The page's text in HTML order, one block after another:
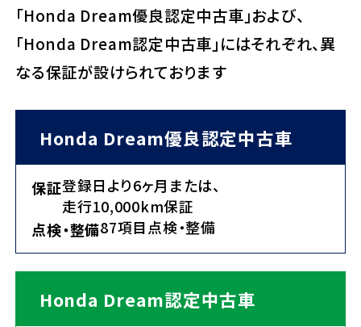
「Honda Dream優良認定中古車」および、
「Honda Dream認定中古車」にはそれぞれ、異
なる保証が設けられております
Honda Dream優良認定中古車
保証登録日より6ヶ月または、
走行10,000km保証
点検・整備87項目点検・整備
Honda Dream認定中古車